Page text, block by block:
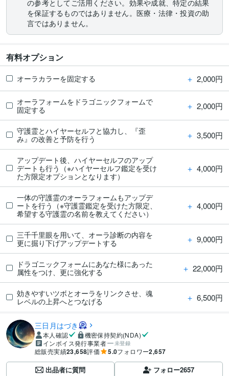
の参考としてご活用ください。効果や成就、特定の結果
を保証するものではありません。医療・法律・投資の助
言ではありません。
有料オプション
オーラカラーを固定する ＋ 2,000円
オーラフォームをドラゴニックフォームで
固定する
＋ 2,000円
守護霊とハイヤーセルフと協力し、『歪
み』の改善と予防を行う
＋ 3,500円
アップデート後、ハイヤーセルフのアップ
デートも行う（※ハイヤーセルフ鑑定を受け
た方限定オプションとなります）
＋ 4,000円
一体の守護霊のオーラフォームもアップデ
ートを行う（※守護霊鑑定を受けた方限定、
希望する守護霊の名前を教えてください）
＋ 4,000円
三千千里眼を用いて、オーラ診断の内容を
更に掘り下げアップデートする
＋ 9,000円
ドラゴニックフォームにあなた様にあった
属性をつけ、更に強化する
＋ 22,000円
効きやすいツボとオーラをリンクさせ、魂
レベルの上昇へとつなげる
＋ 6,500円
三日月はづき
本人確認
機密保持契約(NDA)
インボイス発行事業者
未登録
総販売実績23,658評価 5.0フォロワー2,657
出品者に質問 フォロー2657